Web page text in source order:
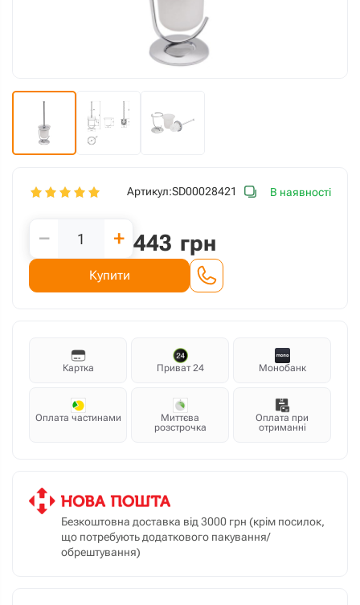
Артикул:SD00028421 В наявності
− + 443 грн
Купити
Картка Приват 24 Монобанк
Оплата частинами
Миттєва
розстрочка
Оплата при
отриманні
Безкоштовна доставка від 3000 грн (крім посилок,
що потребують додаткового пакування/
обрештування)